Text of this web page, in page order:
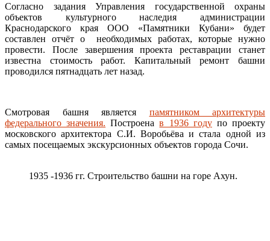
Согласно задания Управления государственной охраны
объектов культурного наследия администрации
Краснодарского края ООО «Памятники Кубани» будет
составлен отчёт о необходимых работах, которые нужно
провести. После завершения проекта реставрации станет
известна стоимость работ. Капитальный ремонт башни
проводился пятнадцать лет назад.
Смотровая башня является памятником архитектуры
федерального значения. Построенав 1936 годупо проекту
московского архитектора С.И. Воробьёва и стала одной из
самых посещаемых экскурсионных объектов города Сочи.
1935 -1936 гг. Строительство башни на горе Ахун.